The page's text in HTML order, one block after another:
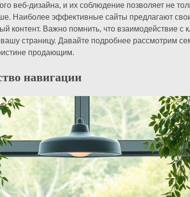
веб-дизайна, и их соблюдение позволяет не
Наиболее эффективные сайты предлагают
контент. Важно помнить, что взаимодействие с
страницу. Давайте подробнее рассмотрим
продающим.
навигации